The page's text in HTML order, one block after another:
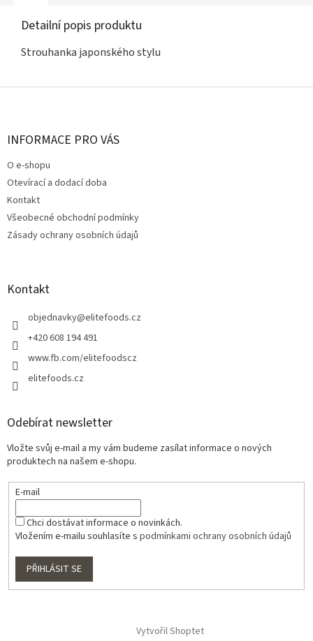
Detailní popis produktu
Strouhanka japonského stylu
Z
INFORMACE PRO VÁS
O e-shopu
Otevírací a dodací doba
Kontakt
Všeobecné obchodní podmínky
Zásady ochrany osobních údajů
Kontakt
objednavky@elitefoods.cz
+420 608 194 491
www.fb.com/elitefoodscz
elitefoods.cz
Odebírat newsletter
Vložte svůj e-mail a my vám budeme zasílat informace o nových
produktech na našem e-shopu.
E-mail
Chci dostávat informace o novinkách.
Vložením e-mailu souhlasíte s podmínkami ochrany osobních údajů
PŘIHLÁSIT SE
Vytvořil Shoptet